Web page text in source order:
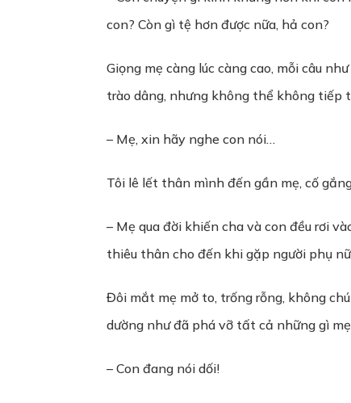
con? Còn gì tệ hơn được nữa, hả con?
Giọng mẹ càng lúc càng cao, mỗi câu
trào dâng, nhưng không thể không tiếp
– Mẹ, xin hãy nghe con nói…
Tôi lê lết thân mình đến gần mẹ, cố
– Mẹ qua đời khiến cha và con đều rơi
thiêu thân cho đến khi gặp người phụ
Đôi mắt mẹ mở to, trống rỗng, không
dường như đã phá vỡ tất cả những gì
– Con đang nói dối!